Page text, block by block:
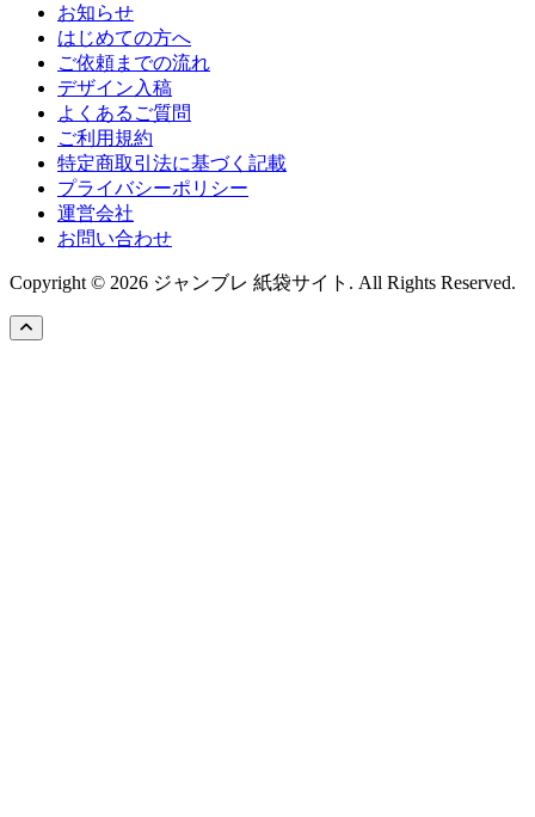
お知らせ
はじめての方へ
ご依頼までの流れ
デザイン入稿
よくあるご質問
ご利用規約
特定商取引法に基づく記載
プライバシーポリシー
運営会社
お問い合わせ
Copyright © 2026 ジャンブレ 紙袋サイト. All Rights Reserved.